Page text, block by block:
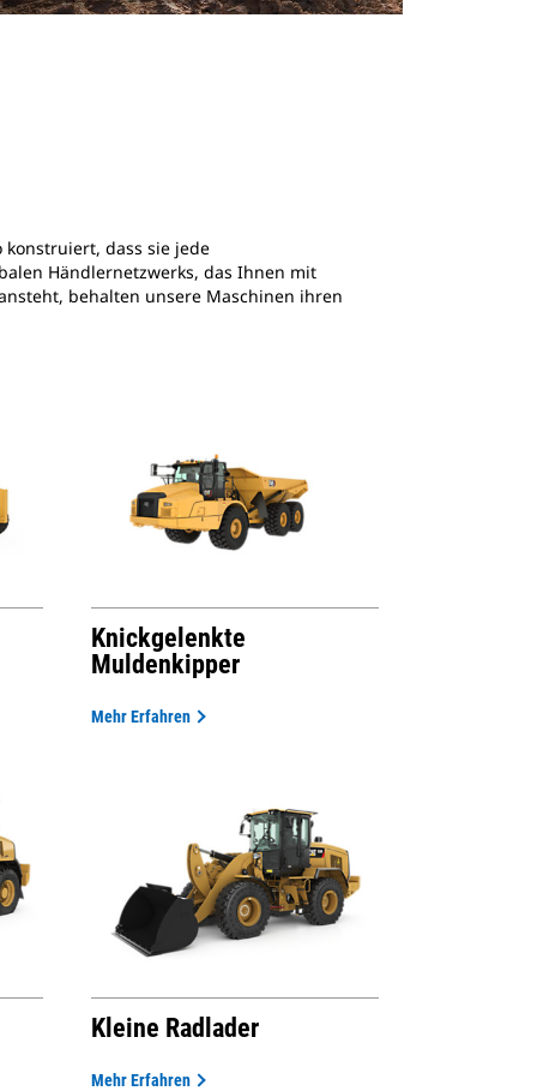
dass sie jede
Händlernetzwerks, das Ihnen mit
behalten unsere Maschinen ihren
Knickgelenkte
Muldenkipper
Mehr Erfahren
Kleine Radlader
Mehr Erfahren